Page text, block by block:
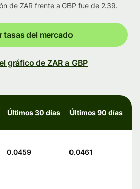
de ZAR frente a GBP fue de 2.39.
tasas del mercado
gráfico de ZAR a GBP
Últimos 30 días Últimos 90 días
0.0459 0.0461